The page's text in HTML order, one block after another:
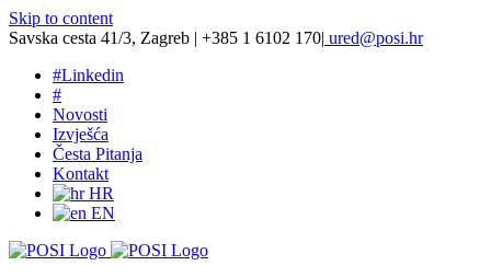
Skip to content
Savska cesta 41/3, Zagreb | +385 1 6102 170| ured@posi.hr
#Linkedin
#
Novosti
Izvješća
Česta Pitanja
Kontakt
HR
EN